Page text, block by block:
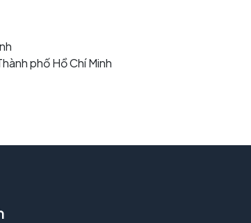
phố Hồ Chí Minh